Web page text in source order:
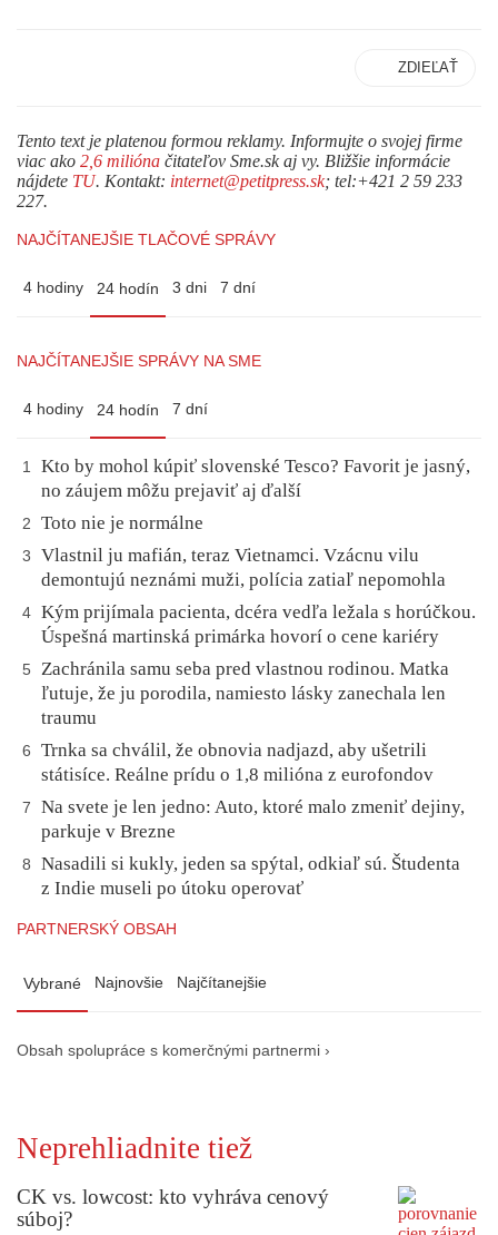
ZDIEĽAŤ
Tento text je platenou formou reklamy. Informujte o svojej firme
viac ako 2,6 milióna čitateľov Sme.sk aj vy. Bližšie informácie
nájdete TU. Kontakt: internet@petitpress.sk; tel:+421 2 59 233
227.
NAJČÍTANEJŠIE TLAČOVÉ SPRÁVY
4 hodiny 24 hodín 3 dni 7 dní
NAJČÍTANEJŠIE SPRÁVY NA SME
4 hodiny 24 hodín 7 dní
1
Kto by mohol kúpiť slovenské Tesco? Favorit je jasný,
no záujem môžu prejaviť aj ďalší
2 Toto nie je normálne
3
Vlastnil ju mafián, teraz Vietnamci. Vzácnu vilu
demontujú neznámi muži, polícia zatiaľ nepomohla
4 Kým prijímala pacienta, dcéra vedľa ležala s horúčkou.
Úspešná martinská primárka hovorí o cene kariéry
5
Zachránila samu seba pred vlastnou rodinou. Matka
ľutuje, že ju porodila, namiesto lásky zanechala len
traumu
6
Trnka sa chválil, že obnovia nadjazd, aby ušetrili
státisíce. Reálne prídu o 1,8 milióna z eurofondov
7
Na svete je len jedno: Auto, ktoré malo zmeniť dejiny,
parkuje v Brezne
8
Nasadili si kukly, jeden sa spýtal, odkiaľ sú. Študenta
z Indie museli po útoku operovať
PARTNERSKÝ OBSAH
Vybrané Najnovšie Najčítanejšie
Obsah spolupráce s komerčnými partnermi ›
Neprehliadnite tiež
CK vs. lowcost: kto vyhráva cenový
súboj?